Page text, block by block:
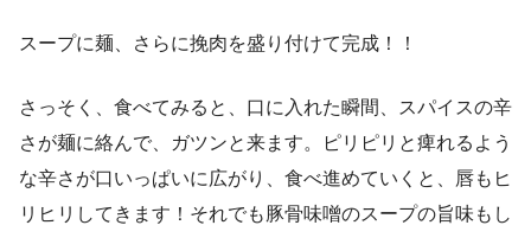
スープに麺、さらに挽肉を盛り付けて完成！！
さっそく、食べてみると、口に入れた瞬間、スパイスの辛
さが麺に絡んで、ガツンと来ます。ピリピリと痺れるよう
な辛さが口いっぱいに広がり、食べ進めていくと、唇もヒ
リヒリしてきます！それでも豚骨味噌のスープの旨味もし